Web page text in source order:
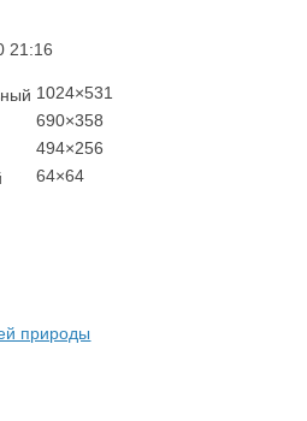
21:16
1024×531
690×358
494×256
64×64
природы